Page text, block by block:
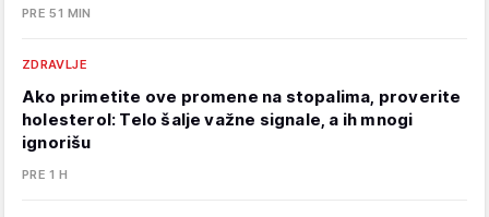
PRE 51 MIN
ZDRAVLJE
Ako primetite ove promene na stopalima, proverite
holesterol: Telo šalje važne signale, a ih mnogi
ignorišu
PRE 1 H